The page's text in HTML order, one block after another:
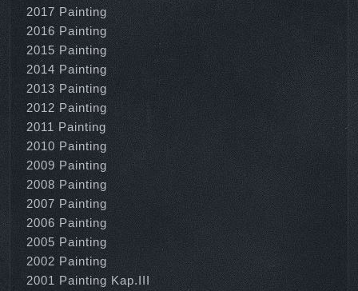
2017 Painting
2016 Painting
2015 Painting
2014 Painting
2013 Painting
2012 Painting
2011 Painting
2010 Painting
2009 Painting
2008 Painting
2007 Painting
2006 Painting
2005 Painting
2002 Painting
2001 Painting Kap.III